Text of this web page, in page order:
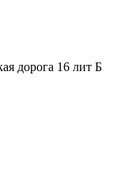
дорога 16 лит Б